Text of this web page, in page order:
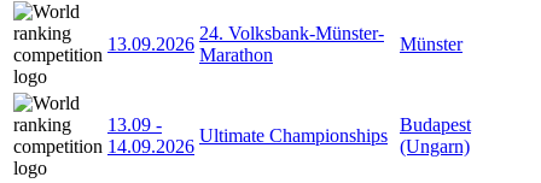
13.09.2026
24. Volksbank-Münster-
Marathon
Münster
13.09 -
14.09.2026
Ultimate Championships
Budapest
(Ungarn)